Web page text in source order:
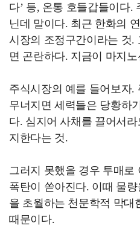
다’ 등, 온통 호들갑들이다.
닌데 말이다. 최근 한화의
시장의 조정구간이라는 것.
면 곤란하다. 지금이 마지
주식시장의 예를 들어보자.
무너지면 세력들은 당황하
다. 심지어 사채를 끌어서
지한다는 것.
그러지 못했을 경우 투매
폭탄이 쏟아진다. 이때 물
을 초월하는 천문학적 막대
때문이다.